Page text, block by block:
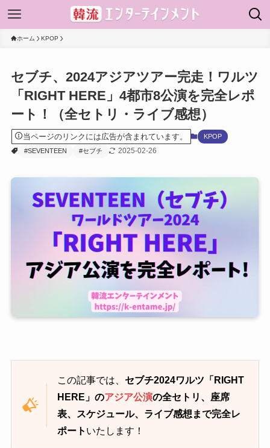
ホーム KPOP
セブチ、2024アジアツアー完走！ワルツ
「RIGHT HERE」4都市8公演を完全レポ
ート！（全セトリ・ライブ感想）
当ページのリンクには広告が含まれています。
KPOP
#SEVENTEEN
#セブチ 2025-02-26
この記事では、 セブチ2024ワルツ「RIGHT
HERE」のアジア公演の全セトリ、座席
表、スケジュール、ライブ感想まで完全レ
ポート いたします！